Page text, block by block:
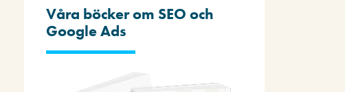
Våra böcker om SEO och
Google Ads